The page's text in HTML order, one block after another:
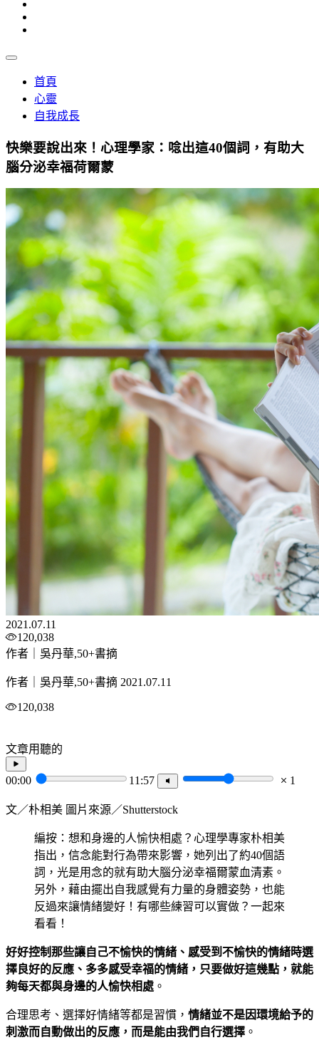
首頁
心靈
自我成長
快樂要說出來！心理學家：唸出這40個詞，有助大
腦分泌幸福荷爾蒙
2021.07.11
120,038
作者｜吳丹華,50+書摘
作者｜吳丹華,50+書摘 2021.07.11
120,038
文章用聽的
00:00 11:57 1
文／朴相美 圖片來源／Shutterstock
編按：想和身邊的人愉快相處？心理學專家朴相美
指出，信念能對行為帶來影響，她列出了約40個語
詞，光是用念的就有助大腦分泌幸福爾蒙血清素。
另外，藉由擺出自我感覺有力量的身體姿勢，也能
反過來讓情緒變好！有哪些練習可以實做？一起來
看看！
好好控制那些讓自己不愉快的情緒、感受到不愉快的情緒時選
擇良好的反應、多多感受幸福的情緒，只要做好這幾點，就能
夠每天都與身邊的人愉快相處 。
合理思考、選擇好情緒等都是習慣， 情緒並不是因環境給予的
刺激而自動做出的反應，而是能由我們自行選擇 。